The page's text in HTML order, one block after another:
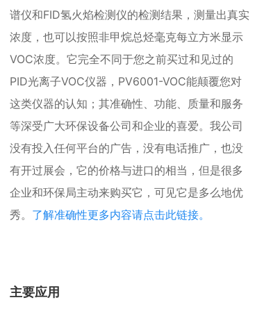
谱仪和FID氢火焰检测仪的检测结果，测量出真实
浓度，也可以按照非甲烷总烃毫克每立方米显示
VOC浓度。它完全不同于您之前买过和见过的
PID光离子VOC仪器， PV6001-VOC能颠覆您对
这类仪器的认知 ；其准确性、 功能、 质量和服务
等深受广大环保设备公司和企业的喜爱。我公司
没有投入任何平台的广告，没有电话推广，也没
有开过展会，它的价格与进口的相当，但是很多
企业和环保局主动来购买它，可见它是多么地优
秀。 了解准确性更多内容请点击此链接。
主要应用